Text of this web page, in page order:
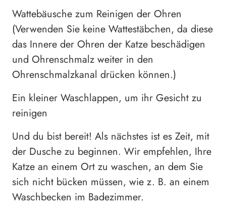
Wattebäusche zum Reinigen der Ohren
(Verwenden Sie keine Wattestäbchen, da diese
das Innere der Ohren der Katze beschädigen
und Ohrenschmalz weiter in den
Ohrenschmalzkanal drücken können.)
Ein kleiner Waschlappen, um ihr Gesicht zu
reinigen
Und du bist bereit! Als nächstes ist es Zeit, mit
der Dusche zu beginnen. Wir empfehlen, Ihre
Katze an einem Ort zu waschen, an dem Sie
sich nicht bücken müssen, wie z. B. an einem
Waschbecken im Badezimmer.